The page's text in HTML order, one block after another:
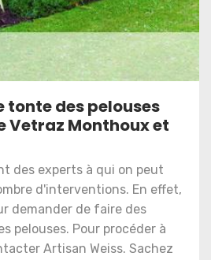
tonte des pelouses
Vetraz Monthoux et
des experts à qui on peut
d'interventions. En effet,
demander de faire des
pelouses. Pour procéder à
Artisan Weiss. Sachez